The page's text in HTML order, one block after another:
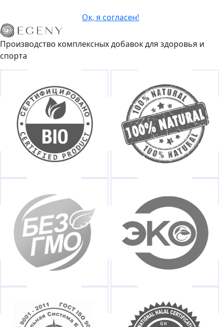
Ок, я согласен!
Производство комплексных добавок для здоровья и
спорта